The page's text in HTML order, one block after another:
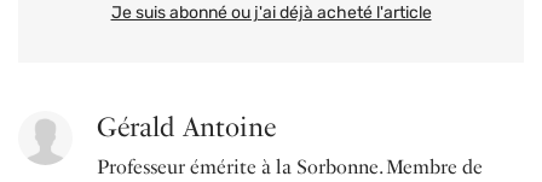
Je suis abonné ou j'ai déjà acheté l'article
Gérald Antoine
Professeur émérite à la Sorbonne. Membre de